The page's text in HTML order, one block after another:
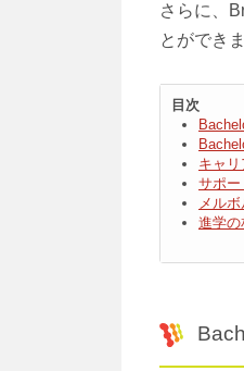
さらに、
とができ
目次
キャ
サポー
メル
進学の